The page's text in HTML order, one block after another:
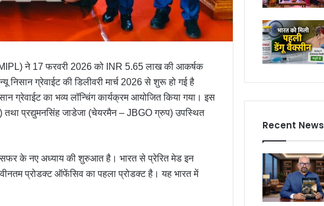
ने 17 फरवरी 2026 को INR 5.65 लाख की आकर्षक
ग्रेवाईट की डिलीवरी मार्च 2026 से शुरू हो गई है
ग्रेवाईट का भव्य लॉन्चिंग कार्यक्रम आयोजित किया गया। इस
प्रद्युमनसिंह जाडेजा (चेयरमैन – JBGO ग्रुप) उपस्थित
सफर के नए अध्याय की शुरुआत है। भारत से प्रेरित मेड इन
प्रोडक्ट ऑफेंसिव का पहला प्रोडक्ट है। यह भारत में
Recent News